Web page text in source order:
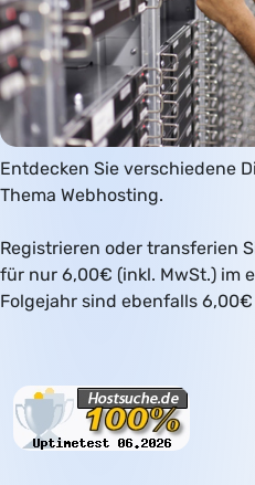
Entdecken Sie verschiedene
Thema Webhosting.
Registrieren oder transferien
für nur 6,00€ (inkl. MwSt.) im
Folgejahr sind ebenfalls 6,00€